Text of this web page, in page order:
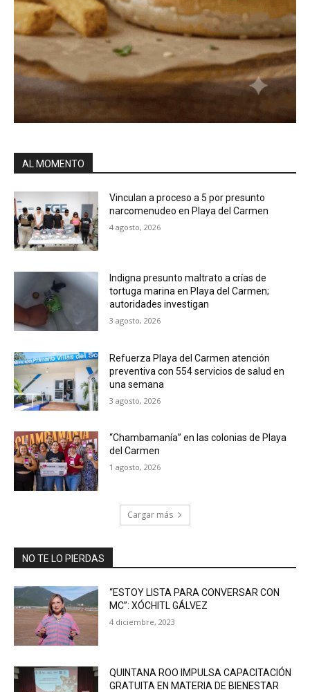
AL MOMENTO
Vinculan a proceso a 5 por presunto
narcomenudeo en Playa del Carmen
4 agosto, 2026
Indigna presunto maltrato a crías de
tortuga marina en Playa del Carmen;
autoridades investigan
3 agosto, 2026
Refuerza Playa del Carmen atención
preventiva con 554 servicios de salud en
una semana
3 agosto, 2026
“Chambamanía” en las colonias de Playa
del Carmen
1 agosto, 2026
Cargar más
NO TE LO PIERDAS
“ESTOY LISTA PARA CONVERSAR CON
MC”: XÓCHITL GÁLVEZ
4 diciembre, 2023
QUINTANA ROO IMPULSA CAPACITACIÓN
GRATUITA EN MATERIA DE BIENESTAR